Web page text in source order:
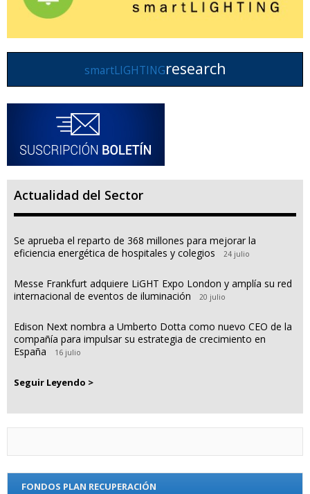
smartLIGHTINGresearch
Actualidad del Sector
Se aprueba el reparto de 368 millones para mejorar la
eficiencia energética de hospitales y colegios
24 julio
Messe Frankfurt adquiere LiGHT Expo London y amplía su red
internacional de eventos de iluminación
20 julio
Edison Next nombra a Umberto Dotta como nuevo CEO de la
compañía para impulsar su estrategia de crecimiento en
España
16 julio
Seguir Leyendo >
FONDOS PLAN RECUPERACIÓN